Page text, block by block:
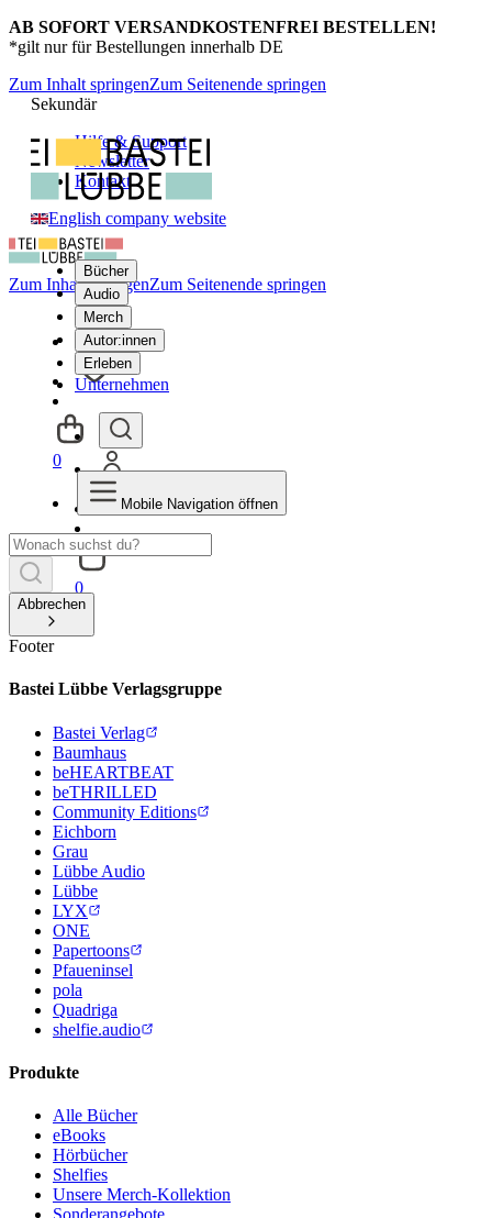
AB SOFORT VERSANDKOSTENFREI BESTELLEN!
*gilt nur für Bestellungen innerhalb DE
Zum Inhalt springenZum Seitenende springen
Sekundär
Hilfe & Support
Newsletter
Kontakt
English company website
Bücher
Audio
Merch
Autor:innen
Erleben
Unternehmen
0
Zum Inhalt springenZum Seitenende springen
0
Mobile Navigation öffnen
Abbrechen
Footer
Bastei Lübbe Verlagsgruppe
Bastei Verlag
Baumhaus
beHEARTBEAT
beTHRILLED
Community Editions
Eichborn
Grau
Lübbe Audio
Lübbe
LYX
ONE
Papertoons
Pfaueninsel
pola
Quadriga
shelfie.audio
Produkte
Alle Bücher
eBooks
Hörbücher
Shelfies
Unsere Merch-Kollektion
Sonderangebote